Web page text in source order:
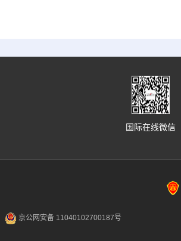
国际在线微信
京公网安备 11040102700187号